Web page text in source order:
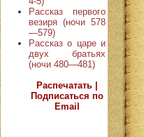
Рассказ первого
везиря (ночи 578
—579)
Рассказ о царе и
двух братьях
(ночи 480—481)
Распечатать |
Подписаться по
Email